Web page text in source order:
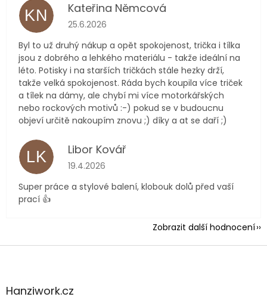
KN Kateřina Němcová
Hodnocení obchodu je 5 z 5 hvězdiček.
25.6.2026
Byl to už druhý nákup a opět spokojenost, trička i tílka
jsou z dobrého a lehkého materiálu - takže ideální na
léto. Potisky i na starších tričkách stále hezky drží,
takže velká spokojenost. Ráda bych koupila více triček
a tílek na dámy, ale chybí mi více motorkářských
nebo rockových motivů :-) pokud se v budoucnu
objeví určitě nakoupím znovu ;) díky a at se daří ;)
LK Libor Kovář
Hodnocení obchodu je 5 z 5 hvězdiček.
19.4.2026
Super práce a stylové balení, klobouk dolů před vaší
prací 👍
Zobrazit další hodnocení
Z
aHanziwork.cz